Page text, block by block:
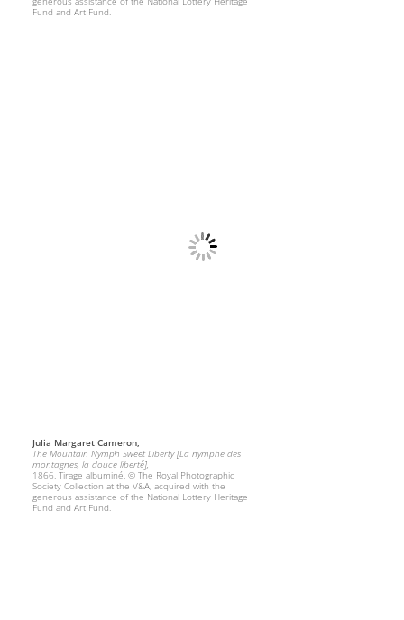
Fund and Art Fund.
Julia Margaret Cameron,
The Mountain Nymph Sweet Liberty [La nymphe des
montagnes, la douce liberté],
1866. Tirage albuminé. © The Royal Photographic
Society Collection at the V&A, acquired with the
generous assistance of the National Lottery Heritage
Fund and Art Fund.